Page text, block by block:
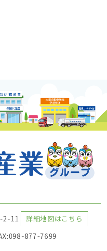
2-11
詳細地図はこちら
877-7699